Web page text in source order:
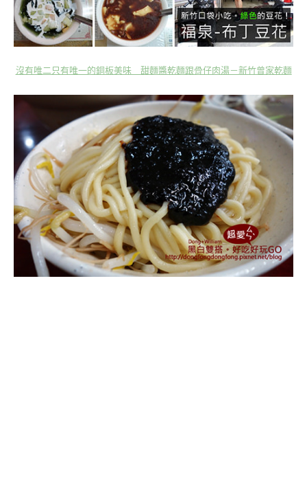
沒有唯二只有唯一的銅板美味 甜麵醬乾麵跟骨仔肉湯－新竹曾家乾麵